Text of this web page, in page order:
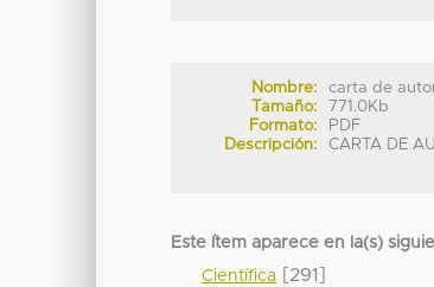
Nombre:
carta de
Tamaño:
771.0Kb
Formato:
PDF
Descripción:
CARTA DE
Este ítem aparece en la(s)
Científica [291]